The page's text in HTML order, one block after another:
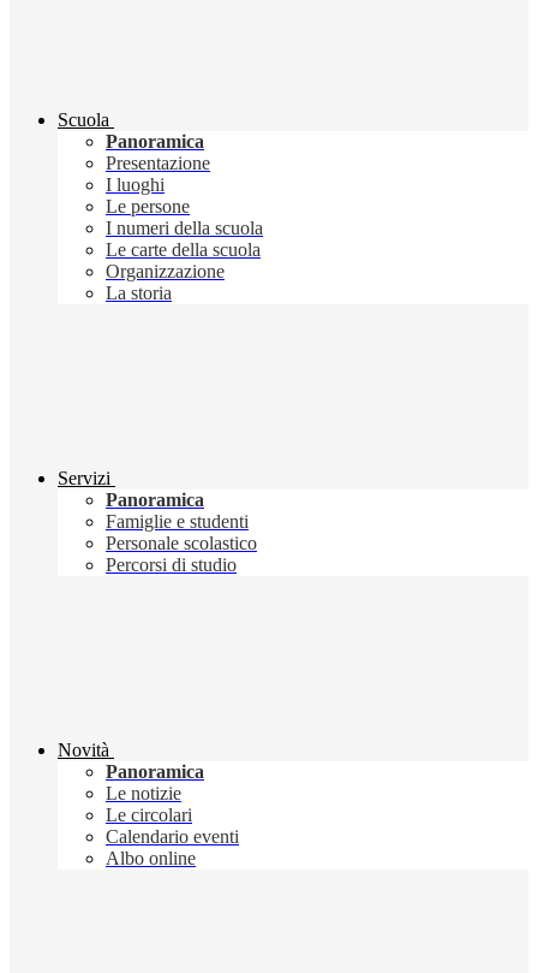
Scuola
Panoramica
Presentazione
I luoghi
Le persone
I numeri della scuola
Le carte della scuola
Organizzazione
La storia
Servizi
Panoramica
Famiglie e studenti
Personale scolastico
Percorsi di studio
Novità
Panoramica
Le notizie
Le circolari
Calendario eventi
Albo online